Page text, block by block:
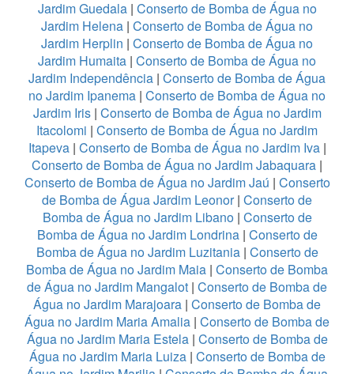
Jardim Guedala| Conserto de Bomba de Água no
Jardim Helena | Conserto de Bomba de Água no
Jardim Herplin | Conserto de Bomba de Água no
Jardim Humaita | Conserto de Bomba de Água no
Jardim Independência | Conserto de Bomba de Água
no Jardim Ipanema | Conserto de Bomba de Água no
Jardim Iris| Conserto de Bomba de Água no Jardim
Itacolomi | Conserto de Bomba de Água no Jardim
Itapeva| Conserto de Bomba de Água no Jardim Iva|
Conserto de Bomba de Água no Jardim Jabaquara |
Conserto de Bomba de Água no Jardim Jaú | Conserto
de Bomba de Água Jardim Leonor| Conserto de
Bomba de Água no Jardim Libano| Conserto de
Bomba de Água no Jardim Londrina| Conserto de
Bomba de Água no Jardim Luzitania| Conserto de
Bomba de Água no Jardim Maia | Conserto de Bomba
de Água no Jardim Mangalot | Conserto de Bomba de
Água no Jardim Marajoara | Conserto de Bomba de
Água no Jardim Maria Amalia | Conserto de Bomba de
Água no Jardim Maria Estela| Conserto de Bomba de
Água no Jardim Maria Luiza| Conserto de Bomba de